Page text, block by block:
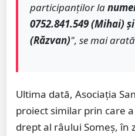
participanților la
0752.841.549 (Mihai)
(Răzvan)", se mai
Ultima dată, Asociația
proiect similar prin care
drept al râului Someș, în